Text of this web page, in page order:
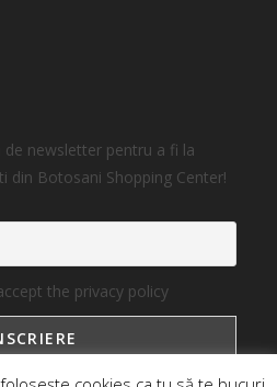
newsletter pentru a fi la
din Botosani Shopping Center!
the privacy policy